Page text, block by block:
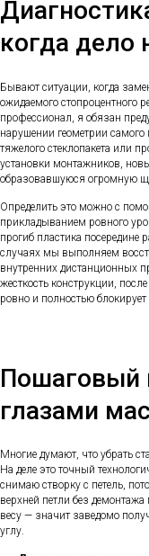
когда дело
Бывают ситуации, когда
ожидаемого стопроцентного
профессионал, я обязан
нарушении геометрии
тяжелого стеклопакета или
установки монтажников,
образовавшуюся огромную
Определить это можно с
прикладыванием ровного
прогиб пластика посередине
случаях мы выполняем
внутренних дистанционных
жесткость конструкции,
ровно и полностью
Пошаговый
глазами
Многие думают, что убрать
На деле это точный
снимаю створку с петель,
верхней петли без
весу — значит заведомо
углу.